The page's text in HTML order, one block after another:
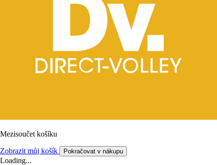
Mezisoučet košíku
Zobrazit můj košík Pokračovat v nákupu
Loading...